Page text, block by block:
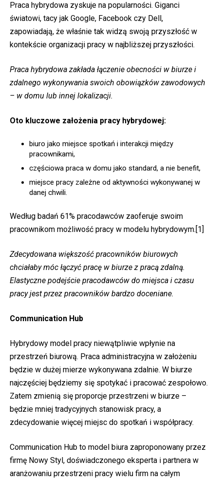
Praca hybrydowa zyskuje na popularności. Giganci
światowi, tacy jak Google, Facebook czy Dell,
zapowiadają, że właśnie tak widzą swoją przyszłość w
kontekście organizacji pracy w najbliższej przyszłości.
Praca hybrydowa zakłada łączenie obecności w biurze i
zdalnego wykonywania swoich obowiązków zawodowych
– w domu lub innej lokalizacji.
Oto kluczowe założenia pracy hybrydowej:
biuro jako miejsce spotkań i interakcji między
pracownikami,
częściowa praca w domu jako standard, a nie benefit,
miejsce pracy zależne od aktywności wykonywanej w
danej chwili.
Według badań 61% pracodawców zaoferuje swoim
pracownikom możliwość pracy w modelu hybrydowym.[1]
Zdecydowana większość pracowników biurowych
chciałaby móc łączyć pracę w biurze z pracą zdalną.
Elastyczne podejście pracodawców do miejsca i czasu
pracy jest przez pracowników bardzo doceniane.
Communication Hub
Hybrydowy model pracy niewątpliwie wpłynie na
przestrzeń biurową. Praca administracyjna w założeniu
będzie w dużej mierze wykonywana zdalnie. W biurze
najczęściej będziemy się spotykać i pracować zespołowo.
Zatem zmienią się proporcje przestrzeni w biurze –
będzie mniej tradycyjnych stanowisk pracy, a
zdecydowanie więcej miejsc do spotkań i współpracy.
Communication Hub to model biura zaproponowany przez
firmę Nowy Styl, doświadczonego eksperta i partnera w
aranżowaniu przestrzeni pracy wielu firm na całym